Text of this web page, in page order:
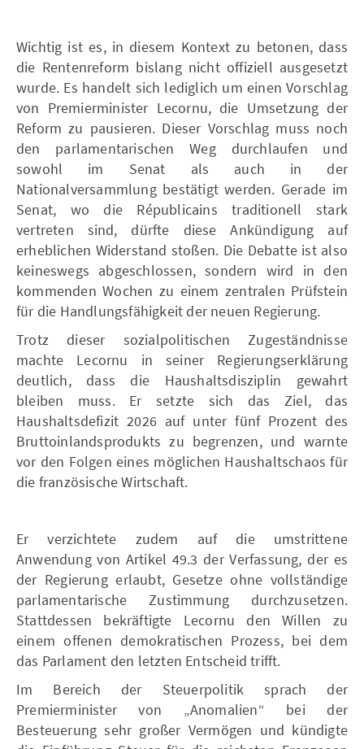
Wichtig ist es, in diesem Kontext zu betonen, dass
die Rentenreform bislang nicht offiziell ausgesetzt
wurde. Es handelt sich lediglich um einen Vorschlag
von Premierminister Lecornu, die Umsetzung der
Reform zu pausieren. Dieser Vorschlag muss noch
den parlamentarischen Weg durchlaufen und
sowohl im Senat als auch in der
Nationalversammlung bestätigt werden. Gerade im
Senat, wo die Républicains traditionell stark
vertreten sind, dürfte diese Ankündigung auf
erheblichen Widerstand stoßen. Die Debatte ist also
keineswegs abgeschlossen, sondern wird in den
kommenden Wochen zu einem zentralen Prüfstein
für die Handlungsfähigkeit der neuen Regierung.
Trotz dieser sozialpolitischen Zugeständnisse
machte Lecornu in seiner Regierungserklärung
deutlich, dass die Haushaltsdisziplin gewahrt
bleiben muss. Er setzte sich das Ziel, das
Haushaltsdefizit 2026 auf unter fünf Prozent des
Bruttoinlandsprodukts zu begrenzen, und warnte
vor den Folgen eines möglichen Haushaltschaos für
die französische Wirtschaft.
Er verzichtete zudem auf die umstrittene
Anwendung von Artikel 49.3 der Verfassung, der es
der Regierung erlaubt, Gesetze ohne vollständige
parlamentarische Zustimmung durchzusetzen.
Stattdessen bekräftigte Lecornu den Willen zu
einem offenen demokratischen Prozess, bei dem
das Parlament den letzten Entscheid trifft.
Im Bereich der Steuerpolitik sprach der
Premierminister von „Anomalien“ bei der
Besteuerung sehr großer Vermögen und kündigte